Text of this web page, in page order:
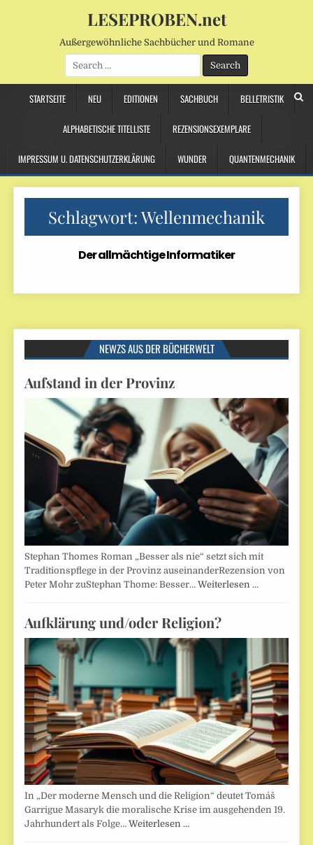
LESEPROBEN.net
Außergewöhnliche Sachbücher und Romane
Search
for:
STARTSEITE NEU EDITIONEN SACHBUCH BELLETRISTIK
ALPHABETISCHE TITELLISTE REZENSIONSEXEMPLARE
IMPRESSUM U. DATENSCHUTZERKLÄRUNG WUNDER QUANTENMECHANIK
Schlagwort:Wellenmechanik
Der allmächtige Informatiker
NEWZS AUS DER BÜCHERWELT
Aufstand in der Provinz
Stephan Thomes Roman „Besser als nie“ setzt sich mit
Traditionspflege in der Provinz auseinanderRezension von
Peter Mohr zuStephan Thome: Besser…Weiterlesen …
Aufklärung und/oder Religion?
In „Der moderne Mensch und die Religion“ deutet Tomáš
Garrigue Masaryk die moralische Krise im ausgehenden 19.
Jahrhundert als Folge…Weiterlesen …